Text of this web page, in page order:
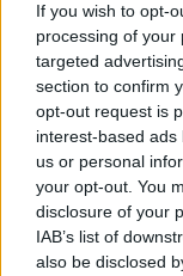
If you wish to opt-
processing of your
targeted
section to confirm
opt-out request is
interest-based
us or personal
your opt-out. You
disclosure of your
IAB’s list of
also be disclosed